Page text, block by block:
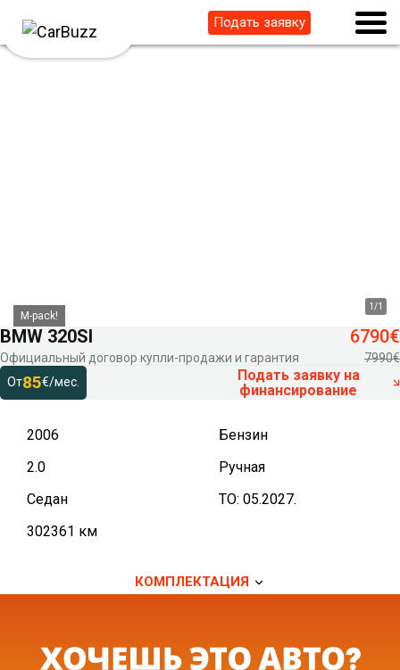
Подать заявку
1 /1
M-pack!
BMW 320SI
Официальный договор купли-продажи и гарантия
6790€
7990€
От85€/мес.
Подать заявку на
финансирование
2006
Бензин
2.0
Ручная
Седан
TO: 05.2027.
302361 км
КОМПЛЕКТАЦИЯ